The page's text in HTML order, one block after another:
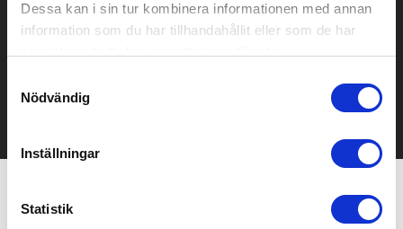
Dessa kan i sin tur kombinera informationen med annan
information som du har tillhandahållit eller som de har
Nödvändig
Inställningar
Statistik
Prisuppgift på mailen?
Relaterade produkter